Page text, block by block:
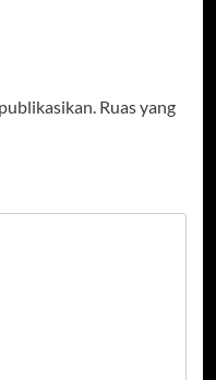
Ruas yang